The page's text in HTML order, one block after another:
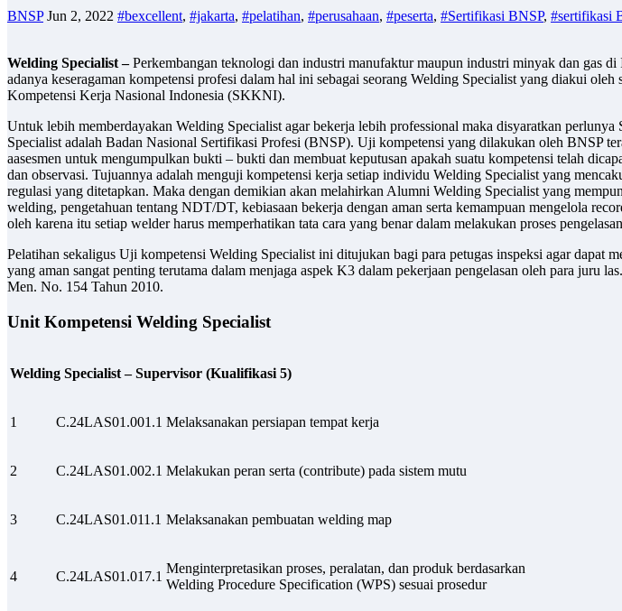
BNSP Jun 2, 2022 #bexcellent, #jakarta, #pelatihan, #perusahaan, #peserta, #Sertifikasi BNSP, #sertifikasi
Welding Specialist –Perkembangan teknologi dan industri manufaktur maupun industri minyak dan gas
adanya keseragaman kompetensi profesi dalam hal ini sebagai seorang Welding Specialist yang diakui
Kompetensi Kerja Nasional Indonesia (SKKNI).
Untuk lebih memberdayakan Welding Specialist agar bekerja lebih professional maka disyaratkan
Specialist adalah Badan Nasional Sertifikasi Profesi (BNSP). Uji kompetensi yang dilakukan oleh BNSP
aasesmen untuk mengumpulkan bukti – bukti dan membuat keputusan apakah suatu kompetensi telah
dan observasi. Tujuannya adalah menguji kompetensi kerja setiap individu Welding Specialist yang
regulasi yang ditetapkan. Maka dengan demikian akan melahirkan Alumni Welding Specialist yang
welding, pengetahuan tentang NDT/DT, kebiasaan bekerja dengan aman serta kemampuan mengelola
oleh karena itu setiap welder harus memperhatikan tata cara yang benar dalam melakukan proses
Pelatihan sekaligus Uji kompetensi Welding Specialist ini ditujukan bagi para petugas inspeksi agar dapat
yang aman sangat penting terutama dalam menjaga aspek K3 dalam pekerjaan pengelasan oleh para
Men. No. 154 Tahun 2010.
Unit Kompetensi Welding Specialist
Welding Specialist – Supervisor (Kualifikasi 5)
1 C.24LAS01.001.1 Melaksanakan persiapan tempat kerja
2 C.24LAS01.002.1 Melakukan peran serta (contribute) pada sistem mutu
3 C.24LAS01.011.1 Melaksanakan pembuatan welding map
4 C.24LAS01.017.1
Menginterpretasikan proses, peralatan, dan produk berdasarkan
Welding Procedure Specification (WPS) sesuai prosedur